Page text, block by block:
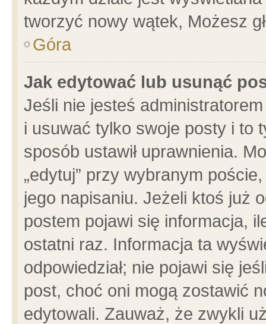
tworzyć nowy wątek, Możesz
Góra
Jak edytować lub usunąć
Jeśli nie jesteś
i usuwać tylko swoje posty i to
sposób ustawił uprawnienia.
„edytuj” przy wybranym
jego napisaniu. Jeżeli ktoś już
postem pojawi się informacja,
ostatni raz. Informacja ta
odpowiedział; nie pojawi się
post, choć oni mogą zostawić
edytowali. Zauważ, że zwykli